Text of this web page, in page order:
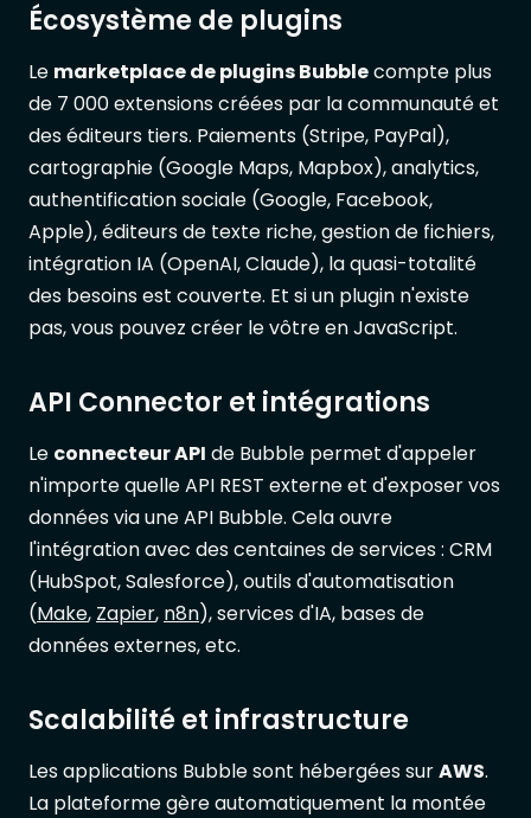
Écosystème de plugins
Le marketplace de plugins Bubblecompte plus
de 7 000 extensions créées par la communauté et
des éditeurs tiers. Paiements (Stripe, PayPal),
cartographie (Google Maps, Mapbox), analytics,
authentification sociale (Google, Facebook,
Apple), éditeurs de texte riche, gestion de fichiers,
intégration IA (OpenAI, Claude), la quasi-totalité
des besoins est couverte. Et si un plugin n'existe
pas, vous pouvez créer le vôtre en JavaScript.
API Connector et intégrations
Le connecteur API de Bubble permet d'appeler
n'importe quelle API REST externe et d'exposer vos
données via une API Bubble. Cela ouvre
l'intégration avec des centaines de services : CRM
(HubSpot, Salesforce), outils d'automatisation
(Make, Zapier, n8n), services d'IA, bases de
données externes, etc.
Scalabilité et infrastructure
Les applications Bubble sont hébergées surAWS.
La plateforme gère automatiquement la montée